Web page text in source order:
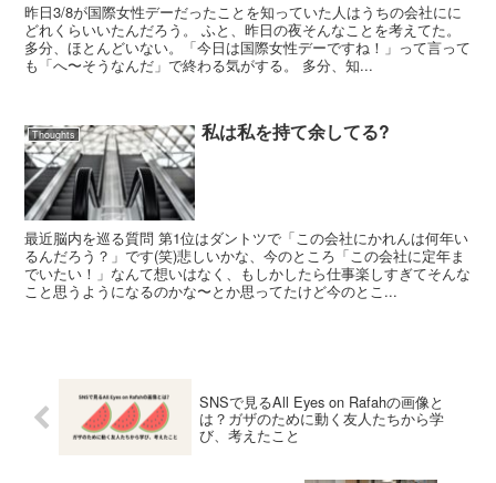
昨日3/8が国際女性デーだったことを知っていた人はうちの会社にに
どれくらいいたんだろう。 ふと、昨日の夜そんなことを考えてた。
多分、ほとんどいない。「今日は国際女性デーですね！」って言って
も「へ〜そうなんだ」で終わる気がする。 多分、知...
Thoughts 私は私を持て余してる?
最近脳内を巡る質問 第1位はダントツで「この会社にかれんは何年い
るんだろう？」です(笑)悲しいかな、今のところ「この会社に定年ま
でいたい！」なんて想いはなく、もしかしたら仕事楽しすぎてそんな
こと思うようになるのかな〜とか思ってたけど今のとこ...
SNSで見るAll Eyes on Rafahの画像と
は？ガザのために動く友人たちから学
び、考えたこと